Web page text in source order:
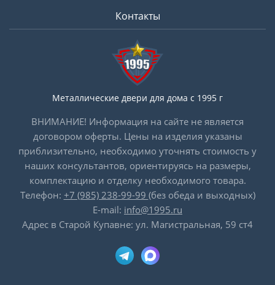
Контакты
Металлические двери для дома с 1995 г
ВНИМАНИЕ! Информация на сайте не является
договором оферты. Цены на изделия указаны
приблизительно, необходимо уточнять стоимость у
наших консультантов, ориентируясь на размеры,
комплектацию и отделку необходимого товара.
Телефон: +7 (985) 238-99-99 (без обеда и выходных)
E-mail: info@1995.ru
Адрес в Старой Купавне: ул. Магистральная, 59 ст4